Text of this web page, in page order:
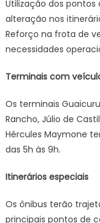
Utilização dos pontos
alteração nos
Reforço na frota de
necessidades
Terminais com
Os terminais
Rancho, Júlio de
Hércules Maymone
das 5h às 9h.
Itinerários especiais
Os ônibus terão
principais pontos de